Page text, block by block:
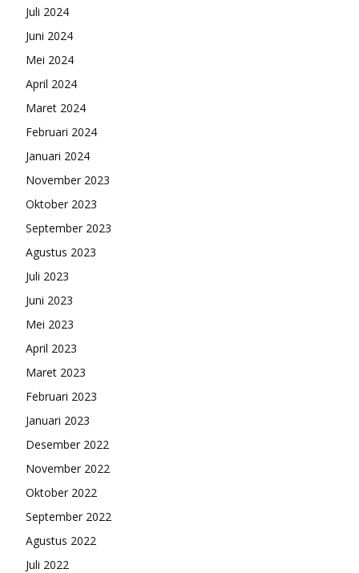
Juli 2024
Juni 2024
Mei 2024
April 2024
Maret 2024
Februari 2024
Januari 2024
November 2023
Oktober 2023
September 2023
Agustus 2023
Juli 2023
Juni 2023
Mei 2023
April 2023
Maret 2023
Februari 2023
Januari 2023
Desember 2022
November 2022
Oktober 2022
September 2022
Agustus 2022
Juli 2022